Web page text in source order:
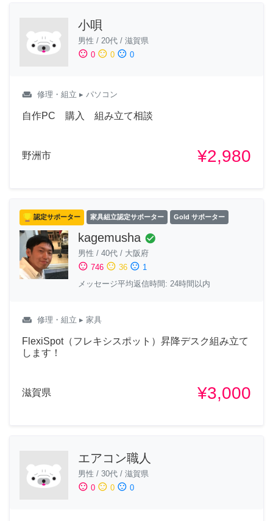
小唄
男性 / 20代 / 滋賀県
sentiment_satisfied 0 sentiment_neutral 0 sentiment_dissatisfied 0
weekend 修理・組立 ▸ パソコン
自作PC 購入 組み立て相談
野洲市 ¥2,980
認定サポーター 家具組立認定サポーター Gold サポーター
kagemusha check_circle
男性 / 40代 / 大阪府
sentiment_satisfied 746 sentiment_neutral 36 sentiment_dissatisfied 1
メッセージ平均返信時間: 24時間以内
weekend 修理・組立 ▸ 家具
FlexiSpot（フレキシスポット）昇降デスク組み立て
します！
滋賀県 ¥3,000
エアコン職人
男性 / 30代 / 滋賀県
sentiment_satisfied 0 sentiment_neutral 0 sentiment_dissatisfied 0